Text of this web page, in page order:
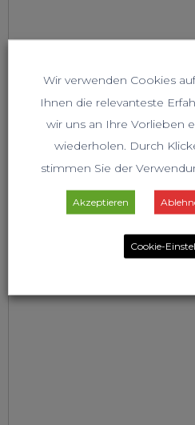
Wir verwenden Cookies
Ihnen die relevanteste
wir uns an Ihre Vorlieben
wiederholen. Durch
stimmen Sie der
Akzeptieren
Cookie-